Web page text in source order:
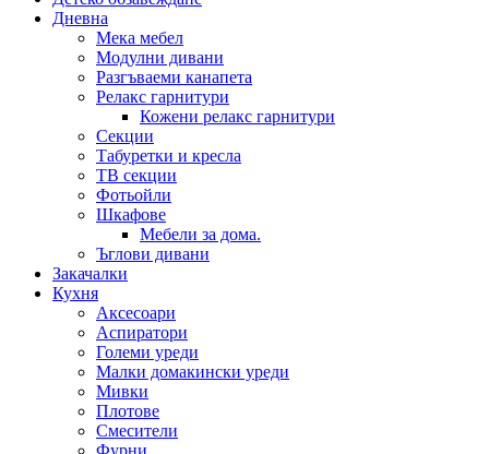
Дневна
Мека мебел
Модулни дивани
Разгъваеми канапета
Релакс гарнитури
Кожени релакс гарнитури
Секции
Табуретки и кресла
ТВ секции
Фотьойли
Шкафове
Мебели за дома.
Ъглови дивани
Закачалки
Кухня
Аксесоари
Аспиратори
Големи уреди
Малки домакински уреди
Мивки
Плотове
Смесители
Фурни